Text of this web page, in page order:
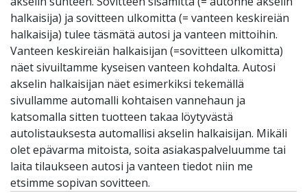
halkaisija) ja sovitteen ulkomitta (= vanteen keskireiän
halkaisija) tulee täsmätä autosi ja vanteen mittoihin.
Vanteen keskireiän halkaisijan (=sovitteen ulkomitta)
näet sivuiltamme kyseisen vanteen kohdalta. Autosi
akselin halkaisijan näet esimerkiksi tekemällä
sivullamme automalli kohtaisen vannehaun ja
katsomalla sitten tuotteen takaa löytyvästä
autolistauksesta automallisi akselin halkaisijan. Mikäli
olet epävarma mitoista, soita asiakaspalveluumme tai
laita tilaukseen autosi ja vanteen tiedot niin me
etsimme sopivan sovitteen.